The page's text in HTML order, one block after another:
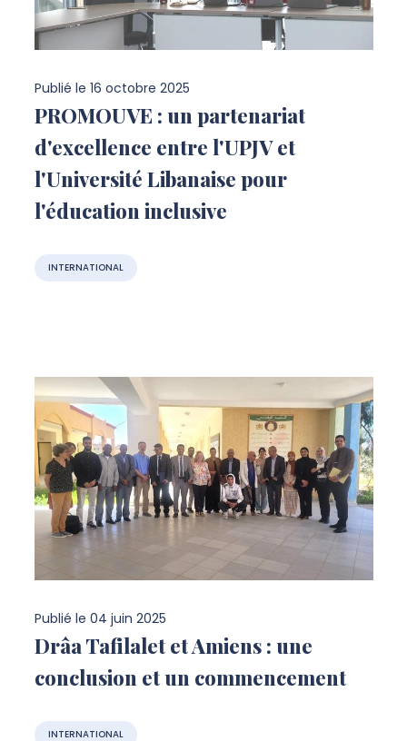
Publié le 16 octobre 2025
PROMOUVE : un partenariat
d'excellence entre l'UPJV et
l'Université Libanaise pour
l'éducation inclusive
INTERNATIONAL
Publié le 04 juin 2025
Drâa Tafilalet et Amiens : une
conclusion et un commencement
INTERNATIONAL